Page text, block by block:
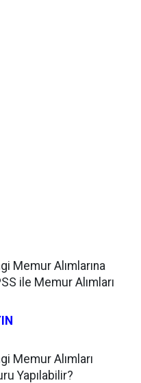
Memur Alımlarına
ile Memur Alımları
Memur Alımları
Yapılabilir?